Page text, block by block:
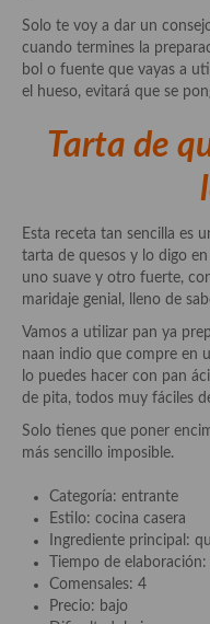
Solo te voy a dar un
cuando termines la
bol o fuente que vayas a
el hueso, evitará que se
Tarta de
Esta receta tan sencilla es
tarta de quesos y lo digo
uno suave y otro fuerte,
maridaje genial, lleno de
Vamos a utilizar pan ya
naan indio que compre en
lo puedes hacer con pan
de pita, todos muy fáciles
Solo tienes que poner
más sencillo imposible.
Categoría: entrante
Estilo: cocina casera
Ingrediente principal:
Tiempo de
Comensales: 4
Precio: bajo